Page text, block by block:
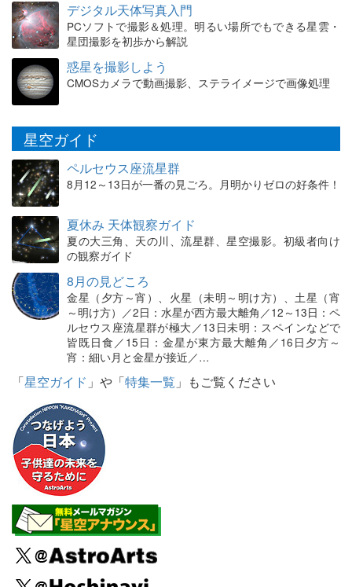
デジタル天体写真入門
PCソフトで撮影＆処理。明るい場所でもできる星雲・
星団撮影を初歩から解説
惑星を撮影しよう
CMOSカメラで動画撮影、ステライメージで画像処理
星空ガイド
ペルセウス座流星群
8月12～13日が一番の見ごろ。月明かりゼロの好条件！
夏休み 天体観察ガイド
夏の大三角、天の川、流星群、星空撮影。初級者向け
の観察ガイド
8月の見どころ
金星（夕方～宵）、火星（未明～明け方）、土星（宵
～明け方）／2日：水星が西方最大離角／12～13日：ペ
ルセウス座流星群が極大／13日未明：スペインなどで
皆既日食／15日：金星が東方最大離角／16日夕方～
宵：細い月と金星が接近／…
「星空ガイド 」や「特集一覧 」もご覧ください